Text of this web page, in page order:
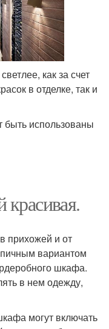
как за счет
в отделке, так и
использованы
прихожей и от
вариантом
шкафа.
в нем одежду,
могут включать